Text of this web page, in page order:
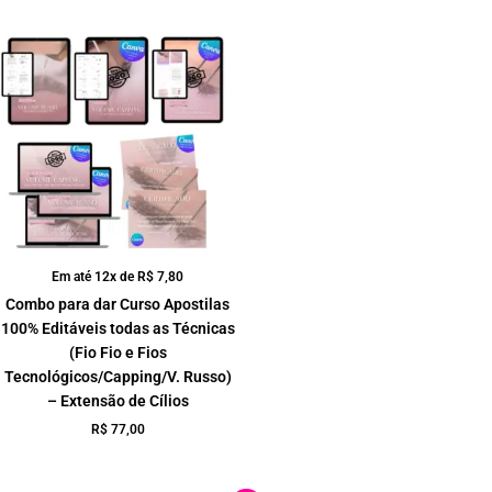
Em até 12x de R$ 7,80
Combo para dar Curso Apostilas
100% Editáveis todas as Técnicas
(Fio Fio e Fios
Tecnológicos/Capping/V. Russo)
– Extensão de Cílios
R$77,00